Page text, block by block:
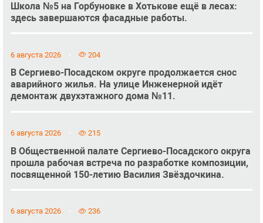
Школа №5 на Горбуновке в Хотькове ещё в лесах:
здесь завершаются фасадные работы.
6 августа 2026 204
В Сергиево-Посадском округе продолжается снос
аварийного жилья. На улице Инженерной идёт
демонтаж двухэтажного дома №11.
6 августа 2026 215
В Общественной палате Сергиево-Посадского округа
прошла рабочая встреча по разработке композиции,
посвященной 150-летию Василия Звёздочкина.
6 августа 2026 236